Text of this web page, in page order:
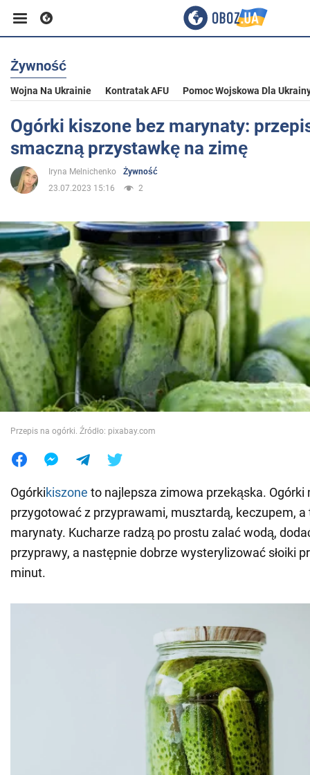
Biznes
Sport
Rozrywka
Polityka
Społeczeństwo
Wojna na Ukrainie
Świat
Jedzenie
Żywność
Wojna Na Ukrainie Kontratak AFU Pomoc Wojskowa Dla
Ogórki kiszone bez marynaty:
smaczną przystawkę na zimę
Iryna Melnichenko
Żywność
23.07.2023 15:16
2
Przepis na ogórki. Źródło: pixabay.com
Ogórkikiszone to najlepsza zimowa przekąska. Ogórki
przygotować z przyprawami, musztardą, keczupem, a
marynaty. Kucharze radzą po prostu zalać wodą,
przyprawy, a następnie dobrze wysterylizować słoiki
minut.